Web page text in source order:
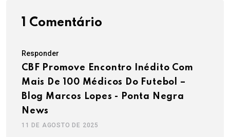
1 Comentário
Responder
CBF Promove Encontro Inédito Com
Mais De 100 Médicos Do Futebol –
Blog Marcos Lopes - Ponta Negra
News
11 DE AGOSTO DE 2025